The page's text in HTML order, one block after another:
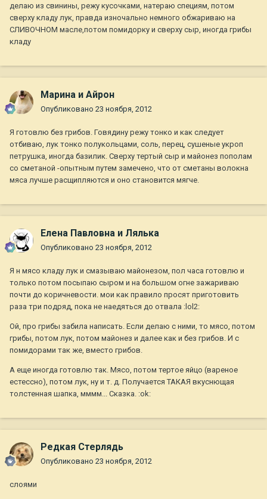
делаю из свинины, режу кусочками, натераю специям, потом
сверху кладу лук, правда изночально немного обжариваю на
СЛИВОЧНОМ масле,потом помидорку и сверху сыр, иногда грибы
кладу
Марина и Айрон
Опубликовано 23 ноября, 2012
Я готовлю без грибов. Говядину режу тонко и как следует
отбиваю, лук тонко полукольцами, соль, перец, сушеные укроп
петрушка, иногда базилик. Сверху тертый сыр и майонез пополам
со сметаной -опытным путем замечено, что от сметаны волокна
мяса лучше расщипляются и оно становится мягче.
Елена Павловна и Лялька
Опубликовано 23 ноября, 2012
Я н мясо кладу лук и смазываю майонезом, пол часа готовлю и
только потом посыпаю сыром и на большом огне зажариваю
почти до коричневости. мои как правило просят приготовить
раза три подряд, пока не наедяться до отвала :lol2:
Ой, про грибы забила написать. Если делаю с ними, то мясо, потом
грибы, потом лук, потом майонез и далее как и без грибов. И с
помидорами так же, вместо грибов.
А еще иногда готовлю так. Мясо, потом тертое яйцо (вареное
естессно), потом лук, ну и т. д. Получается ТАКАЯ вкуснющая
толстенная шапка, мммм... Сказка. :ok:
Редкая Стерлядь
Опубликовано 23 ноября, 2012
слоями